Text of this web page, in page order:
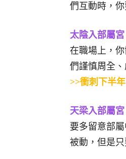
們互動時，
太陰入部屬宮
在職場上，
們謹慎周全
>>衝刺下半
天梁入部屬宮
要多留意部
被動，但是